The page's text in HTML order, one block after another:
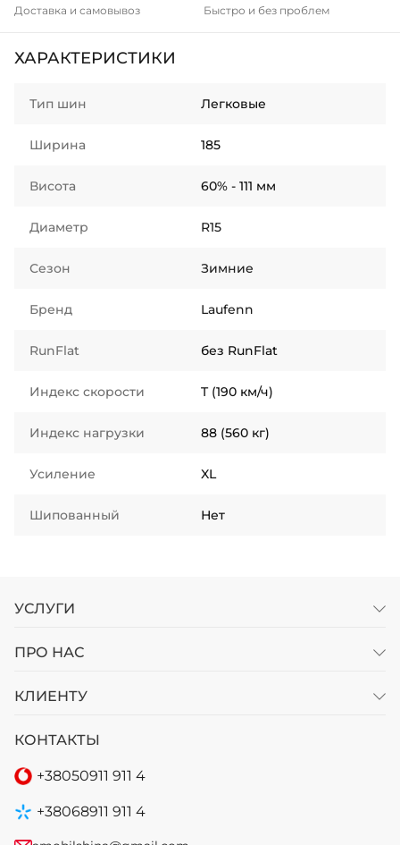
Доставка и самовывоз Быстро и без проблем
ХАРАКТЕРИСТИКИ
Тип шин Легковые
Ширина 185
Висота 60% - 111 мм
Диаметр R15
Сезон Зимние
Бренд Laufenn
RunFlat без RunFlat
Индекс скорости T (190 км/ч)
Индекс нагрузки 88 (560 кг)
Усиление XL
Шипованный Нет
УСЛУГИ
ПРО НАС
КЛИЕНТУ
КОНТАКТЫ
+38050911 911 4
+38068911 911 4